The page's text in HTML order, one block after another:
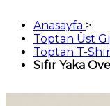
Anasayfa >
Toptan Üst
Toptan T-
Sıfır Yaka